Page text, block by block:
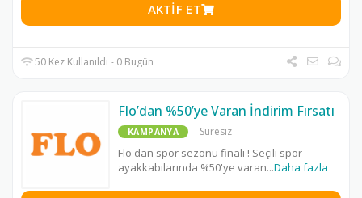
AKTIF ET
50 Kez Kullanıldı - 0 Bugün
Flo’dan %50’ye Varan İndirim Fırsatı
KAMPANYA Süresiz
Flo'dan spor sezonu finali ! Seçili spor
ayakkabılarında %50'ye varan...Daha fazla